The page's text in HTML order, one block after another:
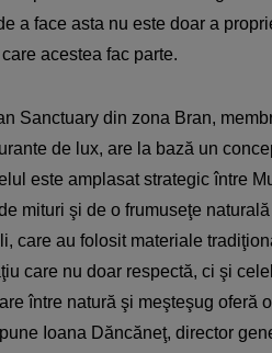
a face asta nu este doar a
acestea fac parte.
Sanctuary din zona Bran,
de lux, are la bază un
este amplasat strategic între
mituri şi de o frumuseţe
care au folosit materiale
care nu doar respectă, ci şi
între natură şi meşteşug oferă
Ioana Dăncăneţ, director